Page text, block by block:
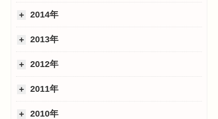
2014年
2013年
2012年
2011年
2010年